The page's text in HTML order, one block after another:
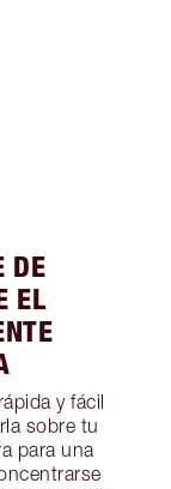
DE
EL
y fácil
sobre tu
para una